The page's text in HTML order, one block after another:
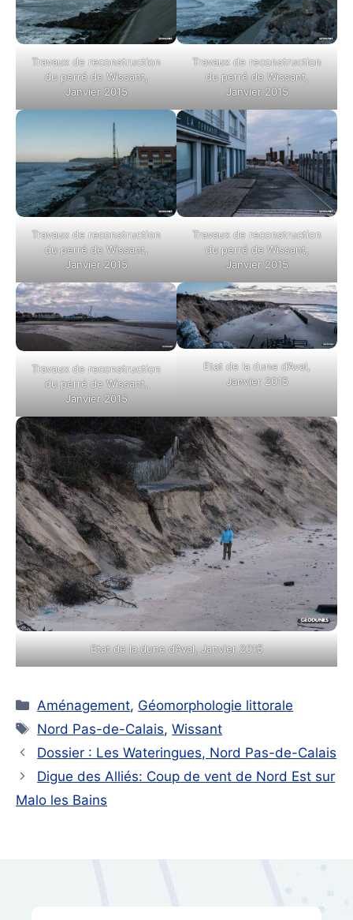
Travaux de reconstruction
du perré de Wissant,
Janvier 2015
Travaux de reconstruction
du perré de Wissant,
Janvier 2015
Travaux de reconstruction
du perré de Wissant,
Janvier 2015
Travaux de reconstruction
du perré de Wissant,
Janvier 2015
Travaux de reconstruction
du perré de Wissant,
Janvier 2015
Etat de la dune d’Aval,
Janvier 2015
Etat de la dune d’Aval, Janvier 2015
Catégories
Aménagement, Géomorphologie littorale
Étiquettes
Nord Pas-de-Calais,Wissant
Dossier : Les Wateringues, Nord Pas-de-Calais
Digue des Alliés: Coup de vent de Nord Est sur
Malo les Bains